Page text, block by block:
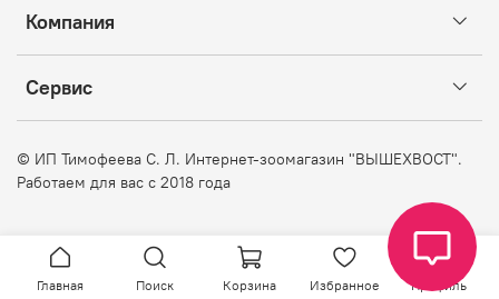
Компания
Сервис
© ИП Тимофеева С. Л. Интернет-зоомагазин "ВЫШЕХВОСТ".
Работаем для вас с 2018 года
Главная Поиск Корзина Избранное Профиль